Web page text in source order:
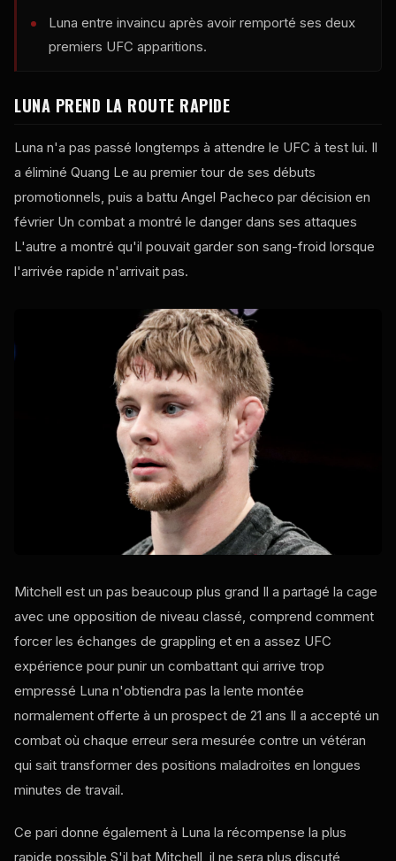
Luna entre invaincu après avoir remporté ses deux
premiers UFC apparitions.
LUNA PREND LA ROUTE RAPIDE
Luna n'a pas passé longtemps à attendre le UFC à test lui. Il
a éliminé Quang Le au premier tour de ses débuts
promotionnels, puis a battu Angel Pacheco par décision en
février Un combat a montré le danger dans ses attaques
L'autre a montré qu'il pouvait garder son sang-froid lorsque
l'arrivée rapide n'arrivait pas.
Mitchell est un pas beaucoup plus grand Il a partagé la cage
avec une opposition de niveau classé, comprend comment
forcer les échanges de grappling et en a assez UFC
expérience pour punir un combattant qui arrive trop
empressé Luna n'obtiendra pas la lente montée
normalement offerte à un prospect de 21 ans Il a accepté un
combat où chaque erreur sera mesurée contre un vétéran
qui sait transformer des positions maladroites en longues
minutes de travail.
Ce pari donne également à Luna la récompense la plus
rapide possible S'il bat Mitchell, il ne sera plus discuté